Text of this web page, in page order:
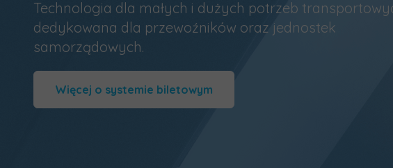
Technologia dla małych i dużych potrzeb
dedykowana dla przewoźników oraz jednostek
samorządowych.
Więcej o systemie biletowym